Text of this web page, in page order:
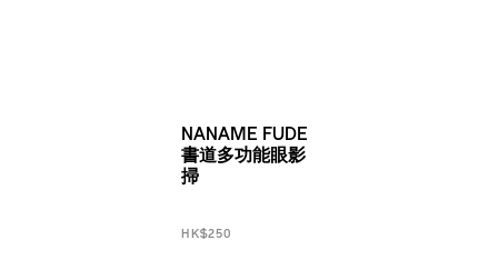
NANAME FUDE
書道多功能眼影
掃
HK$250